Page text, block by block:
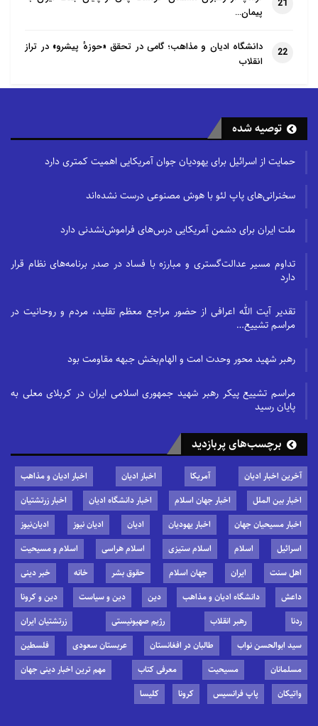
21
پیمان…
22
دانشگاه ادیان و مذاهب؛ گامی در تحقق «حوزهٔ پیشرو» در تراز
انقلاب
توصیه شده
حمایت از اسرائیل برای یهودیان جوان آمریکایی اهمیت کمتری دارد
سخنرانی‌های پاپ لئو با هوش مصنوعی درست نشده‌اند
ملت ایران برای دشمن آمریکایی درس‌های فراموش‌نشدنی دارد
تداوم مسیر عدالت‌گستری و مبارزه با فساد در صدر برنامه‌های نظام قرار
دارد
تقدیر آیت الله اعرافی از حضور مراجع معظم تقلید، مردم و روحانیت در
مراسم تشییع…
رهبر شهید محور وحدت امت و الهام‌بخش جبهه مقاومت بود
مراسم تشییع پیکر رهبر شهید جمهوری اسلامی ایران در کربلای معلی به
پایان رسید
برچسب‌های پربازدید
آخرین اخبار ادیان آمریکا اخبار ادیان
اخبار ادیان و مذاهب
اخبار بین الملل
اخبار جهان اسلام اخبار دانشگاه ادیان
اخبار زرتشتیان
اخبار مسیحیان جهان
اخبار یهودیان ادیان ادیان نیوز
ادیان‌نیوز
اسرائیل
اسلام اسلام ستیزی اسلام هراسی
اسلام و مسیحیت
اهل سنت
ایران جهان اسلام حقوق بشر خانه
خبر دینی
داعش
دانشگاه ادیان و مذاهب دین دین و سیاست
دین و کرونا
ردنا
رهبر انقلاب رژیم صهیونیستی
زرتشتیان ایران
سید ابوالحسن نواب
طالبان در افغانستان عربستان سعودی
فلسطین
مسلمانان
مسیحیت معرفی کتاب
مهم ترین اخبار دینی جهان
واتیکان
پاپ فرانسیس کرونا کلیسا